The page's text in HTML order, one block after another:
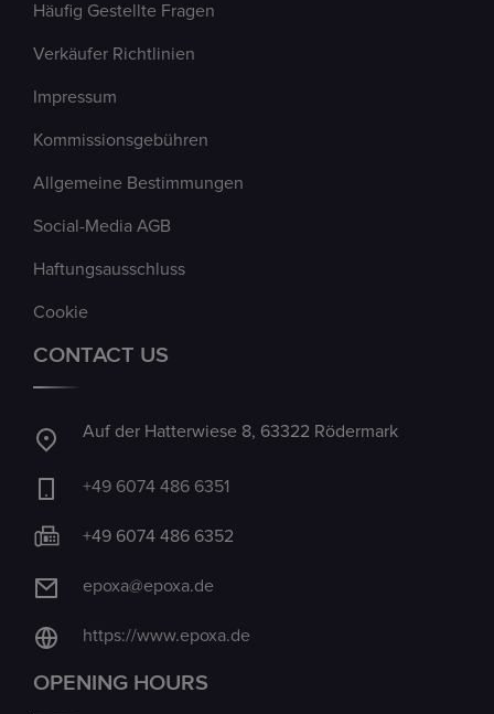
Häufig Gestellte Fragen
Verkäufer Richtlinien
Impressum
Kommissionsgebühren
Allgemeine Bestimmungen
Social-Media AGB
Haftungsausschluss
Cookie
CONTACT US
Auf der Hatterwiese 8, 63322 Rödermark
+49 6074 486 6351
+49 6074 486 6352
epoxa@epoxa.de
https://www.epoxa.de
OPENING HOURS